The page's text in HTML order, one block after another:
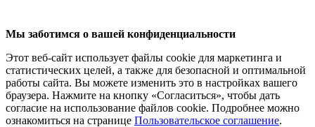
Мы заботимся о вашей конфиденциальности
Этот веб-сайт использует файлы cookie для маркетинга и
статистических целей, а также для безопасной и оптимальной
работы сайта. Вы можете изменить это в настройках вашего
браузера. Нажмите на кнопку «Согласиться», чтобы дать
согласие на использование файлов cookie. Подробнее можно
ознакомиться на странице Пользовательское соглашение.